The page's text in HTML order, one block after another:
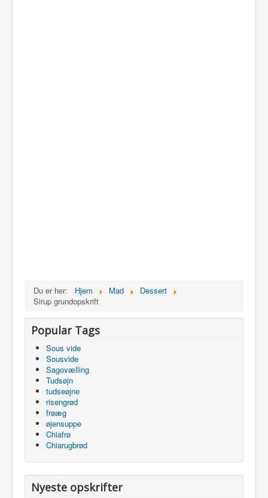
Du er her: Hjem Mad
Dessert
Sirup grundopskrift
Popular Tags
Sous vide
Sousvide
Sagovælling
Tudsøjn
tudseøjne
risengrød
frøæg
øjensuppe
Chiafrø
Chiarugbrød
Nyeste opskrifter